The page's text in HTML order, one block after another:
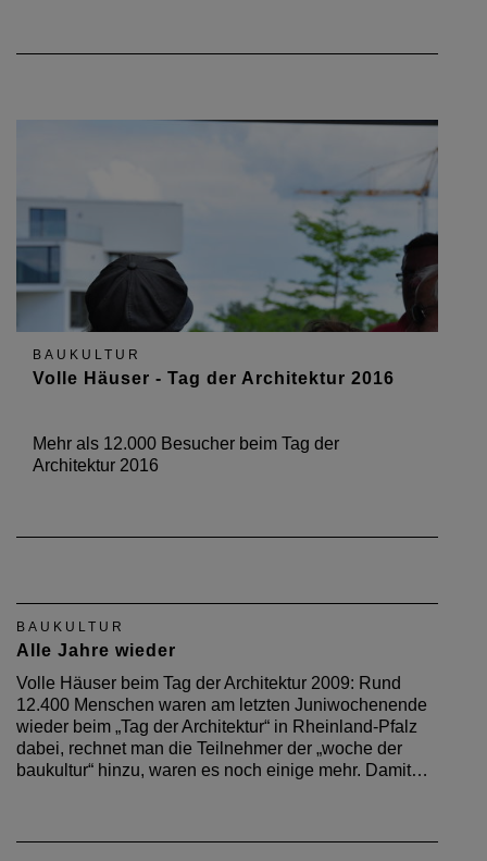
BAUKULTUR
Volle Häuser - Tag der Architektur 2016
Mehr als 12.000 Besucher beim Tag der
Architektur 2016
BAUKULTUR
Alle Jahre wieder
Volle Häuser beim Tag der Architektur 2009: Rund
12.400 Menschen waren am letzten Juniwochenende
wieder beim „Tag der Architektur“ in Rheinland-Pfalz
dabei, rechnet man die Teilnehmer der „woche der
baukultur“ hinzu, waren es noch einige mehr. Damit…